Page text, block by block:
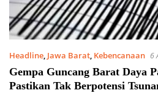
Headline, Jawa Barat, Kebencanaan 6
Gempa Guncang Barat Daya
Pastikan Tak Berpotensi